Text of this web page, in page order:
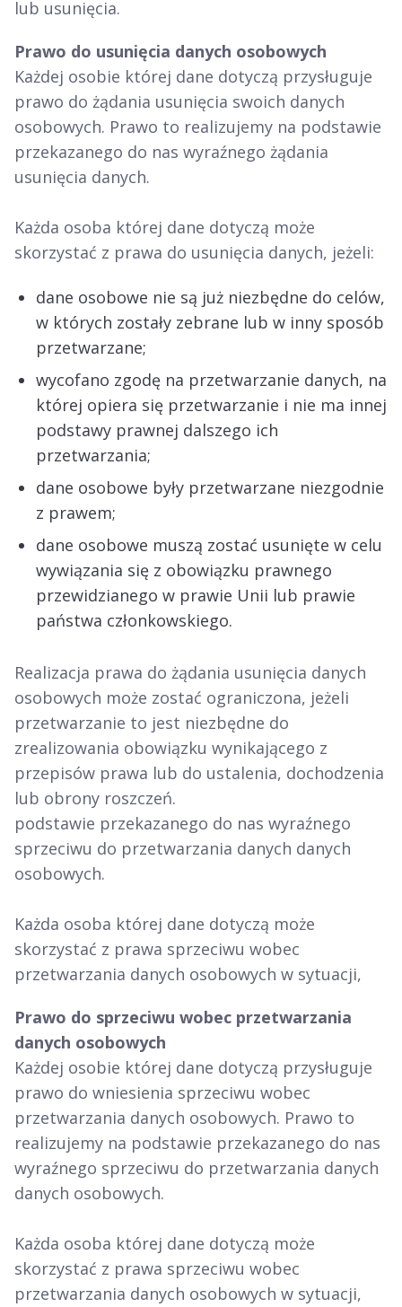
lub usunięcia.
Prawo do usunięcia danych osobowych
Każdej osobie której dane dotyczą przysługuje
prawo do żądania usunięcia swoich danych
osobowych. Prawo to realizujemy na podstawie
przekazanego do nas wyraźnego żądania
usunięcia danych.
Każda osoba której dane dotyczą może
skorzystać z prawa do usunięcia danych, jeżeli:
dane osobowe nie są już niezbędne do celów,
w których zostały zebrane lub w inny sposób
przetwarzane;
wycofano zgodę na przetwarzanie danych, na
której opiera się przetwarzanie i nie ma innej
podstawy prawnej dalszego ich
przetwarzania;
dane osobowe były przetwarzane niezgodnie
z prawem;
dane osobowe muszą zostać usunięte w celu
wywiązania się z obowiązku prawnego
przewidzianego w prawie Unii lub prawie
państwa członkowskiego.
Realizacja prawa do żądania usunięcia danych
osobowych może zostać ograniczona, jeżeli
przetwarzanie to jest niezbędne do
zrealizowania obowiązku wynikającego z
przepisów prawa lub do ustalenia, dochodzenia
lub obrony roszczeń.
podstawie przekazanego do nas wyraźnego
sprzeciwu do przetwarzania danych danych
osobowych.
Każda osoba której dane dotyczą może
skorzystać z prawa sprzeciwu wobec
przetwarzania danych osobowych w sytuacji,
Prawo do sprzeciwu wobec przetwarzania
danych osobowych
Każdej osobie której dane dotyczą przysługuje
prawo do wniesienia sprzeciwu wobec
przetwarzania danych osobowych. Prawo to
realizujemy na podstawie przekazanego do nas
wyraźnego sprzeciwu do przetwarzania danych
danych osobowych.
Każda osoba której dane dotyczą może
skorzystać z prawa sprzeciwu wobec
przetwarzania danych osobowych w sytuacji,